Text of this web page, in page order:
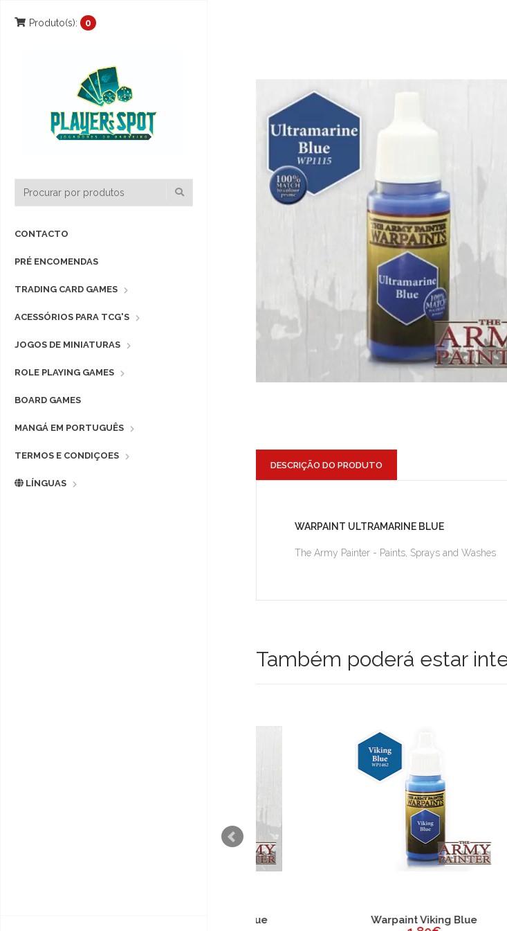
Produto(s): 0
CONTACTO
PRÉ ENCOMENDAS
TRADING CARD GAMES
ACESSÓRIOS PARA TCG'S
JOGOS DE MINIATURAS
ROLE PLAYING GAMES
BOARD GAMES
MANGÁ EM PORTUGUÊS
TERMOS E CONDIÇOES
LÍNGUAS
DESCRIÇÃO DO PRODUTO
WARPAINT ULTRAMARINE BLUE
The Army Painter - Paints, Sprays and Washes
Também poderá estar
Warpaint Viking Blue